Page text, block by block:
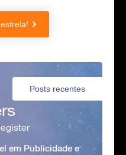
Posts recentes
em Publicidade e